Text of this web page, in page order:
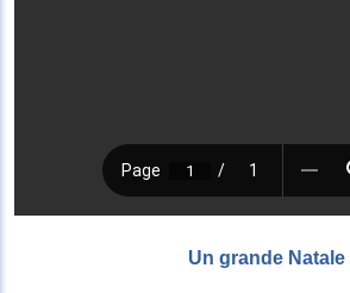
Un grande Natale